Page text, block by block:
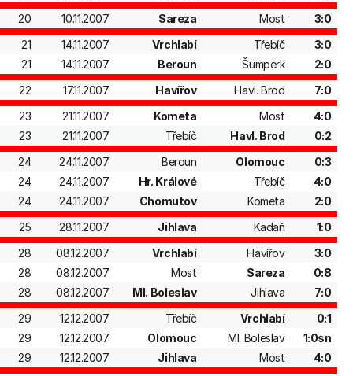
20
10.11.2007 Sareza Most
3:0
21
14.11.2007 Vrchlabí Třebíč
3:0
21
14.11.2007 Beroun Šumperk
2:0
22
17.11.2007 Havířov Havl. Brod
7:0
23
21.11.2007 Kometa Most
4:0
23
21.11.2007 Třebíč Havl. Brod
0:2
24
24.11.2007 Beroun Olomouc
0:3
24
24.11.2007 Hr. Králové Třebíč
4:0
24
24.11.2007 Chomutov Kometa
2:0
25
28.11.2007 Jihlava Kadaň
1:0
28
08.12.2007 Vrchlabí Havířov
3:0
28
08.12.2007 Most Sareza
0:8
28
08.12.2007 Ml. Boleslav Jihlava
7:0
29
12.12.2007 Třebíč Vrchlabí
0:1
29
12.12.2007 Olomouc Ml. Boleslav
1:0sn
29
12.12.2007 Jihlava Most
4:0